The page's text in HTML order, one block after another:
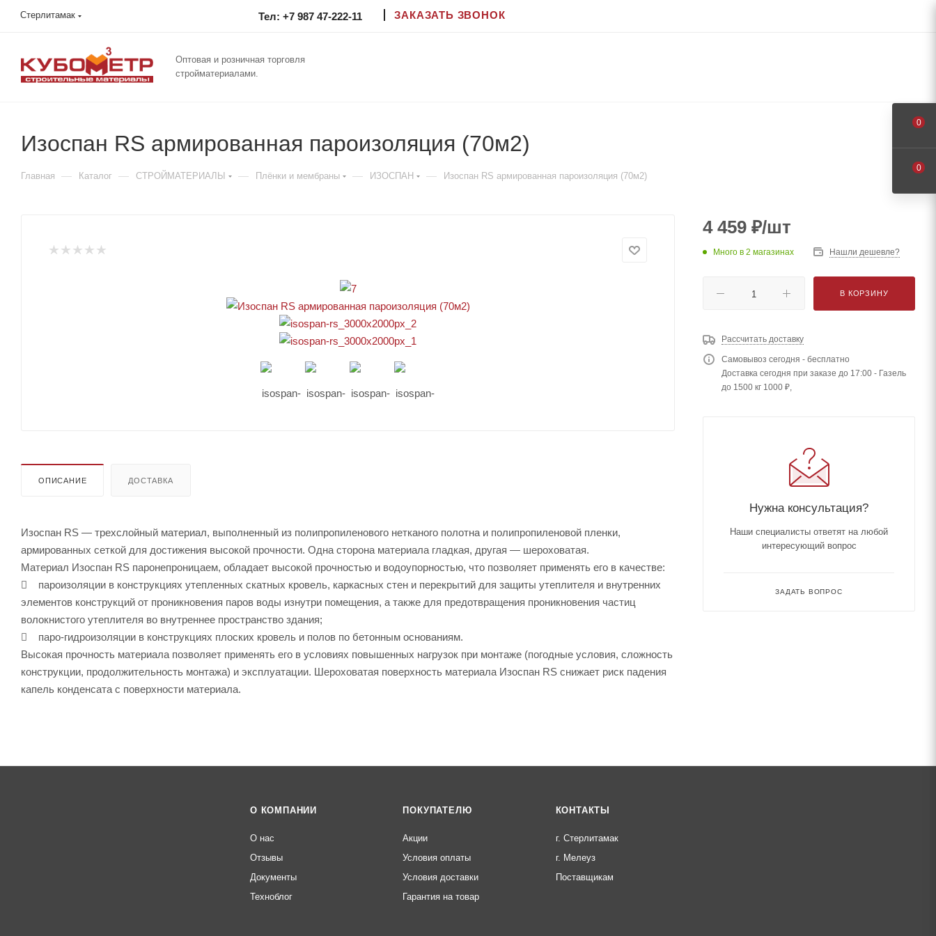
Стерлитамак Тел: +7 987 47-222-11 ЗАКАЗАТЬ ЗВОНОК
Оптовая и розничная торговля
стройматериалами.
Изоспан RS армированная пароизоляция (70м2)
Главная — Каталог — СТРОЙМАТЕРИАЛЫ — Плёнки и мембраны — ИЗОСПАН — Изоспан RS армированная пароизоляция (70м2)
ОПИСАНИЕ ДОСТАВКА
Изоспан RS — трехслойный материал, выполненный из полипропиленового нетканого полотна и полипропиленовой пленки,
армированных сеткой для достижения высокой прочности. Одна сторона материала гладкая, другая — шероховатая.
Материал Изоспан RS паронепроницаем, обладает высокой прочностью и водоупорностью, что позволяет применять его в качестве:
 пароизоляции в конструкциях утепленных скатных кровель, каркасных стен и перекрытий для защиты утеплителя и внутренних
элементов конструкций от проникновения паров воды изнутри помещения, а также для предотвращения проникновения частиц
волокнистого утеплителя во внутреннее пространство здания;
 паро-гидроизоляции в конструкциях плоских кровель и полов по бетонным основаниям.
Высокая прочность материала позволяет применять его в условиях повышенных нагрузок при монтаже (погодные условия, сложность
конструкции, продолжительность монтажа) и эксплуатации. Шероховатая поверхность материала Изоспан RS снижает риск падения
капель конденсата с поверхности материала.
4 459 ₽/шт
Много в 2 магазинах Нашли дешевле?
В КОРЗИНУ
Рассчитать доставку
Самовывоз сегодня - бесплатно
Доставка сегодня при заказе до 17:00 - Газель
до 1500 кг 1000 ₽,
Нужна консультация?
Наши специалисты ответят на любой
интересующий вопрос
ЗАДАТЬ ВОПРОС
О КОМПАНИИ
О нас
Отзывы
Документы
Техноблог
ПОКУПАТЕЛЮ
Акции
Условия оплаты
Условия доставки
Гарантия на товар
КОНТАКТЫ
г. Стерлитамак
г. Мелеуз
Поставщикам
0
0